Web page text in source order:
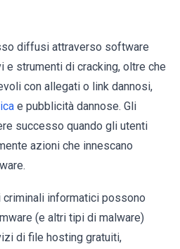
diffusi attraverso software
e strumenti di cracking, oltre che
con allegati o link dannosi,
e pubblicità dannose. Gli
successo quando gli utenti
azioni che innescano
informatici possono
(e altri tipi di malware)
di file hosting gratuiti,